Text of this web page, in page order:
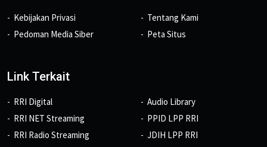
Kebijakan Privasi
Pedoman Media Siber
Tentang Kami
Peta Situs
Link Terkait
RRI Digital
RRI NET Streaming
RRI Radio Streaming
Audio Library
PPID LPP RRI
JDIH LPP RRI